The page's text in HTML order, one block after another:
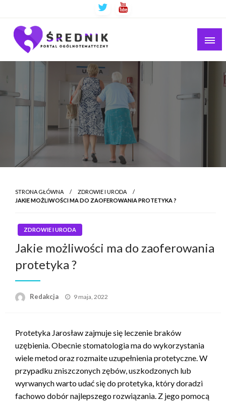
Średnik.pl
Ogólnotematyczny portal informacyjny
STRONA GŁÓWNA
ZDROWIE I URODA
JAKIE MOŻLIWOŚCI MA DO ZAOFEROWANIA PROTETYKA ?
ZDROWIE I URODA
Jakie możliwości ma do zaoferowania
protetyka ?
Redakcja Napisano
9 maja, 2022
Protetyka Jarosław zajmuje się leczenie braków
uzębienia. Obecnie stomatologia ma do wykorzystania
wiele metod oraz rozmaite uzupełnienia protetyczne. W
przypadku zniszczonych zębów, uszkodzonych lub
wyrwanych warto udać się do protetyka, który doradzi
fachowo dobór najlepszego rozwiązania. Z jego pomocą